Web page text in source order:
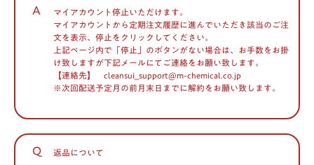
A
マイアカウント停止いただけます。
マイアカウントから定期注文履歴に進んでいただき該当のご注
文を表示、停止をクリックしてください。
上記ページ内で「停止」のボタンがない場合は、お手数をお掛
け致しますが下記メールにてご連絡をお願い致します。
【連絡先】 cleansui_support@m-chemical.co.jp
※次回配送予定月の前月末日までに解約をお願い致します。
Q 返品について